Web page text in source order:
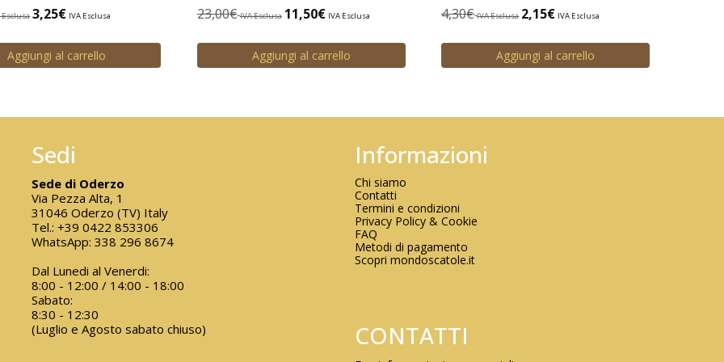
Esclusa 3,25€ IVA Esclusa
Aggiungi al carrello
23,00€ IVA Esclusa 11,50€ IVA Esclusa
Aggiungi al carrello
4,30€ IVA Esclusa 2,15€ IVA Esclusa
Aggiungi al carrello
Sedi
Sede di Oderzo
Via Pezza Alta, 1
31046 Oderzo (TV) Italy
Tel.: +39 0422 853306
WhatsApp: 338 296 8674
Dal Lunedi al Venerdi:
8:00 - 12:00 / 14:00 - 18:00
Sabato:
8:30 - 12:30
(Luglio e Agosto sabato chiuso)
Informazioni
Chi siamo
Contatti
Termini e condizioni
Privacy Policy & Cookie
FAQ
Metodi di pagamento
Scopri mondoscatole.it
CONTATTI